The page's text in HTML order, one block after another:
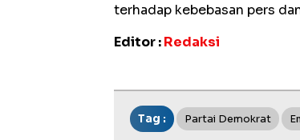
terhadap kebebasan pers
Editor :Redaksi
Tag : Partai Demokrat